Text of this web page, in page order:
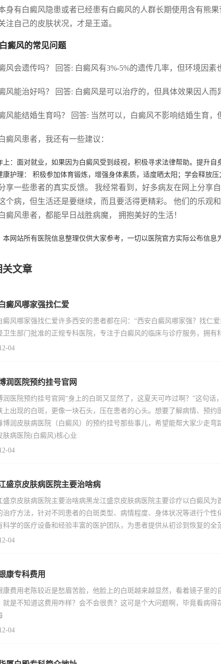
身有白癜风隐患或者已经患有白癜风的人群长期使用含有熊
注自己的皮肤状况，才是王道。
癜风的常见问题
风会遗传吗？ 回答: 白癜风有3%-5%的遗传几率，但环境因素
风能治好吗？ 回答: 白癜风是可以治疗的，但具体效果因人
风能结婚生育吗？ 回答: 当然可以，白癜风不影响结婚生育，
癜风患者，我还有一些建议：
上：面对就业，如果因为白癜风受到歧视，积极寻求法律帮助。提升自
康护理： 积极参加体育锻炼，增强身体素质，适度晒太阳；学会释放
享一些患者的真实反馈。 我经常看到，好多病友在网上分享
个病，但生活还是要继续，而且要活得更精彩。 他们的乐观
癜风患者，都能早日战胜病魔， 拥抱美好的生活！
本网站所有医院信息整理仅供大家参考，一切以医院官方实际公布信息
关文章
癜风哪家强找仁爱
癜风哪家强找仁爱许多西安的患者都在问：“西安白癜风哪家强？找仁
卫生部门批准的正规专科医院，专注于白癜风的临床与诊疗服务，拥
04
润医院预约挂号官网
润医院预约挂号官网“身上的白斑又显然了，这夏天可咋过啊？”这句
上出现的白斑，更像一块石头，压在患者的心头。想要了解病情、预
博润皮肤病医院（白癜风）的预约挂号那些事儿，希望能帮大家少走
肤病医院(白癜风)核心业
04
盛京皮肤病医院主要治啥病
盛京皮肤病医院主要治啥病黑龙江盛京皮肤病医院主要诊疗以白癜风
治疗方法，针对不同患者的白斑类型、病情程度、身体状况等进行个
科学的医疗设备和经验丰富的医护团队，为患者提供从初诊到恢复的全
04
康专科费用
康费用老陈较近是愁眉苦脸，他脸上的白斑越来越显然，看着镜子里
就是不知道这费用咋样？会不会很贵？这可是个大问题啊，毕竟看病
04